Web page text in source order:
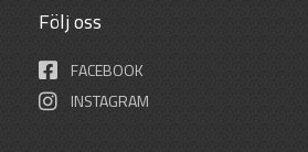
Följ oss
FACEBOOK
INSTAGRAM